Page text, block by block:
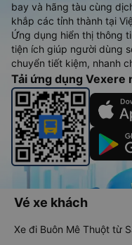
bay và hãng tàu cùng
khắp các tỉnh thành tại
Ứng dụng hiển thị thông
tiện ích giúp người dùng
chuyển tiết kiệm, nhanh
Tải ứng dụng Vexere
Vé xe khách
Xe đi Buôn Mê Thuột từ